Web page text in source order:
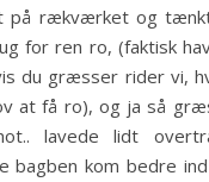
på rækværket og
for ren ro, (faktisk
du græsser rider vi,
at få ro), og ja så
lavede lidt
bagben kom bedre